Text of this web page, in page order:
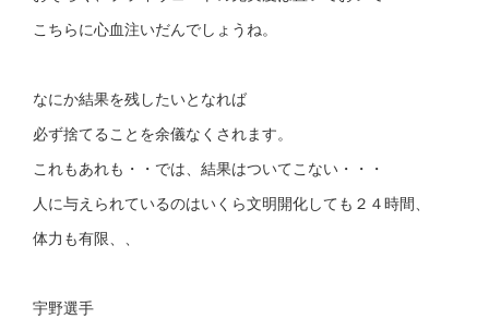
こちらに心血注いだんでしょうね。
なにか結果を残したいとなれば
必ず捨てることを余儀なくされます。
これもあれも・・では、結果はついてこない・・・
人に与えられているのはいくら文明開化しても２４時間、
体力も有限、、
宇野選手